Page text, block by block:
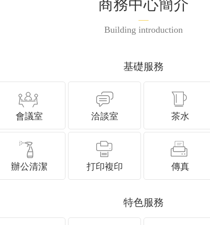
商務中心簡介
Building introduction
基礎服務
會議室 洽談室 茶水
辦公清潔 打印複印 傳真
特色服務